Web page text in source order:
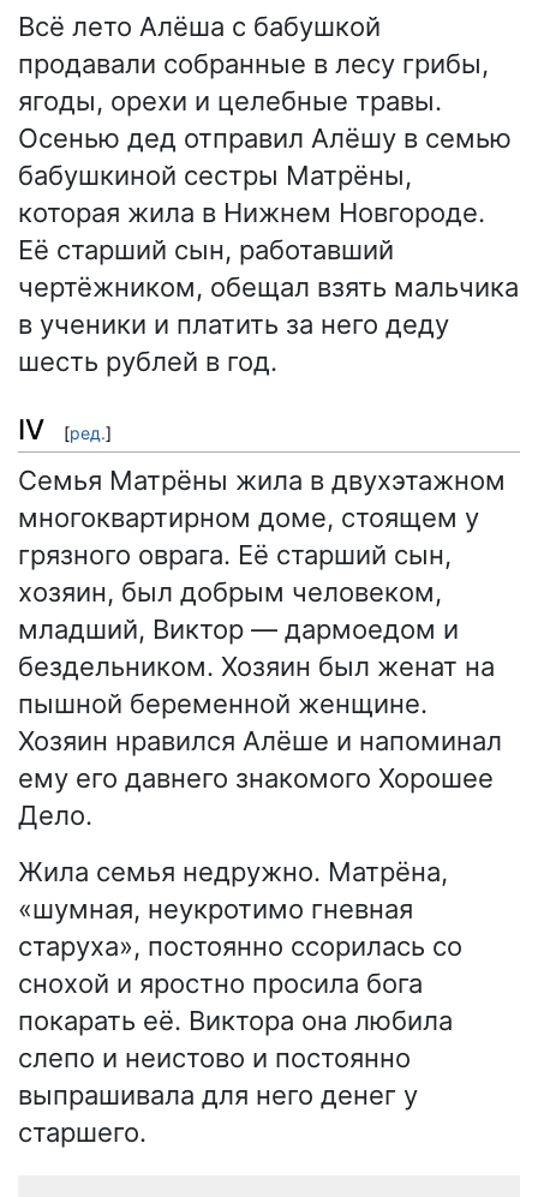
Всё лето Алёша с бабушкой
продавали собранные в лесу грибы,
ягоды, орехи и целебные травы.
Осенью дед отправил Алёшу в семью
бабушкиной сестры Матрёны,
которая жила в Нижнем Новгороде.
Её старший сын, работавший
чертёжником, обещал взять мальчика
в ученики и платить за него деду
шесть рублей в год.
IV [ред.]
Семья Матрёны жила в двухэтажном
многоквартирном доме, стоящем у
грязного оврага. Её старший сын,
хозяин, был добрым человеком,
младший, Виктор — дармоедом и
бездельником. Хозяин был женат на
пышной беременной женщине.
Хозяин нравился Алёше и напоминал
ему его давнего знакомого Хорошее
Дело.
Жила семья недружно. Матрёна,
«шумная, неукротимо гневная
старуха», постоянно ссорилась со
снохой и яростно просила бога
покарать её. Виктора она любила
слепо и неистово и постоянно
выпрашивала для него денег у
старшего.